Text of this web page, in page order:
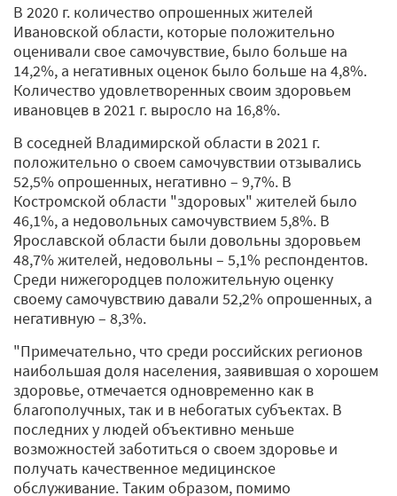
В 2020 г. количество опрошенных жителей
Ивановской области, которые положительно
оценивали свое самочувствие, было больше на
14,2%, а негативных оценок было больше на 4,8%.
Количество удовлетворенных своим здоровьем
ивановцев в 2021 г. выросло на 16,8%.
В соседней Владимирской области в 2021 г.
положительно о своем самочувствии отзывались
52,5% опрошенных, негативно – 9,7%. В
Костромской области "здоровых" жителей было
46,1%, а недовольных самочувствием 5,8%. В
Ярославской области были довольны здоровьем
48,7% жителей, недовольны – 5,1% респондентов.
Среди нижегородцев положительную оценку
своему самочувствию давали 52,2% опрошенных, а
негативную – 8,3%.
"Примечательно, что среди российских регионов
наибольшая доля населения, заявившая о хорошем
здоровье, отмечается одновременно как в
благополучных, так и в небогатых субъектах. В
последних у людей объективно меньше
возможностей заботиться о своем здоровье и
получать качественное медицинское
обслуживание. Таким образом, помимо